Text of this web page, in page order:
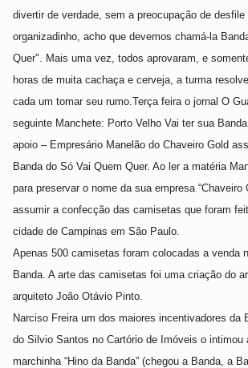
divertir de verdade, sem a preocupação de desfile
organizadinho, acho que devemos chamá-la
Quer". Mais uma vez, todos aprovaram, e
horas de muita cachaça e cerveja, a turma
cada um tomar seu rumo.Terça feira o jornal O
seguinte Manchete: Porto Velho Vai ter sua
apoio – Empresário Manelão do Chaveiro Gold
Banda do Só Vai Quem Quer. Ao ler a matéria
para preservar o nome da sua empresa “Chaveiro
assumir a confecção das camisetas que foram
cidade de Campinas em São Paulo.
Apenas 500 camisetas foram colocadas a venda
Banda. A arte das camisetas foi uma criação do
arquiteto João Otávio Pinto.
Narciso Freira um dos maiores incentivadores da
do Silvio Santos no Cartório de Imóveis o intimou
marchinha “Hino da Banda” (chegou a Banda, a